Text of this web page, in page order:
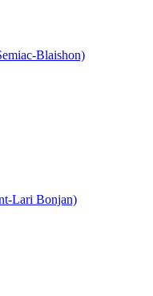
Blaishon)
Lari Bonjan)